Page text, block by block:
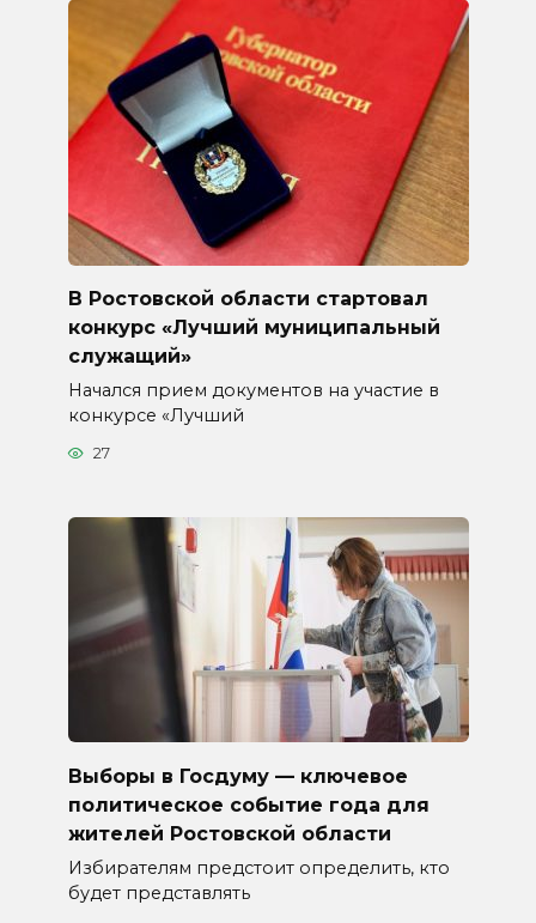
В Ростовской области стартовал
конкурс «Лучший муниципальный
служащий»
Начался прием документов на участие в
конкурсе «Лучший
27
Выборы в Госдуму — ключевое
политическое событие года для
жителей Ростовской области
Избирателям предстоит определить, кто
будет представлять